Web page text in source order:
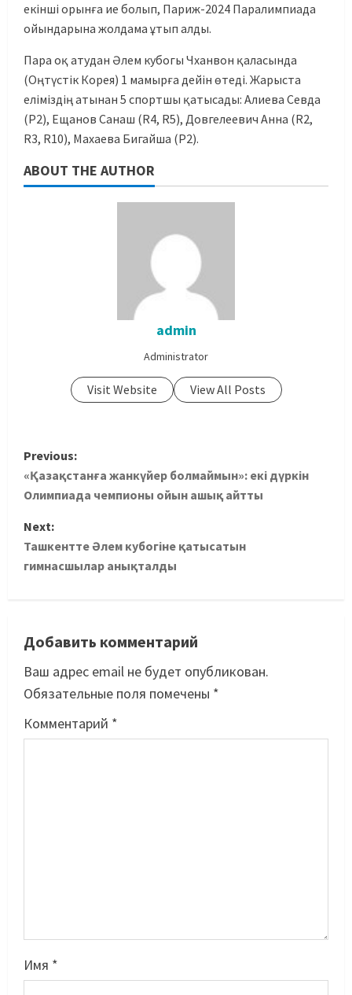
екінші орынға ие болып, Париж-2024 Паралимпиада
ойындарына жолдама ұтып алды.
Пара оқ атудан Әлем кубогы Чханвон қаласында
(Оңтүстік Корея) 1 мамырға дейін өтеді. Жарыста
еліміздің атынан 5 спортшы қатысады: Алиева Севда
(P2), Ещанов Санаш (R4, R5), Довгелеевич Анна (R2,
R3, R10), Махаева Бигайша (Р2).
ABOUT THE AUTHOR
admin
Administrator
Visit Website View All Posts
Previous:
«Қазақстанға жанкүйер болмаймын»: екі дүркін
Олимпиада чемпионы ойын ашық айтты
Next:
Ташкентте Әлем кубогіне қатысатын
гимнасшылар анықталды
Добавить комментарий
Ваш адрес email не будет опубликован.
Обязательные поля помечены *
Комментарий *
Имя *